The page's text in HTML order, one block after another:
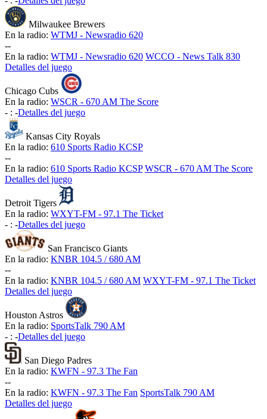
Milwaukee Brewers
En la radio: WTMJ - Newsradio 620
--
En la radio: WTMJ - Newsradio 620 WCCO - News Talk 830
Detalles del juego
Chicago Cubs
En la radio: WSCR - 670 AM The Score
- : -Detalles del juego
Kansas City Royals
En la radio: 610 Sports Radio KCSP
--
En la radio: 610 Sports Radio KCSP WSCR - 670 AM The Score
Detalles del juego
Detroit Tigers
En la radio: WXYT-FM - 97.1 The Ticket
- : -Detalles del juego
San Francisco Giants
En la radio: KNBR 104.5 / 680 AM
--
En la radio: KNBR 104.5 / 680 AM WXYT-FM - 97.1 The Ticket
Detalles del juego
Houston Astros
En la radio: SportsTalk 790 AM
- : -Detalles del juego
San Diego Padres
En la radio: KWFN - 97.3 The Fan
--
En la radio: KWFN - 97.3 The Fan SportsTalk 790 AM
Detalles del juego